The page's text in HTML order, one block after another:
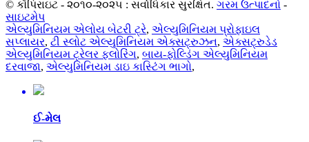
© કૉપિરાઇટ - ૨૦૧૦-૨૦૨૫ : સર્વાધિકાર સુરક્ષિત. ગરમ ઉત્પાદનો -
સાઇટમેપ
એલ્યુમિનિયમ એલોય બેટરી ટ્રે, એલ્યુમિનિયમ પ્રોફાઇલ
સપ્લાયર, ટી સ્લોટ એલ્યુમિનિયમ એક્સટ્રુઝન, એક્સટ્રુડેડ
એલ્યુમિનિયમ ટ્રેલર ફ્લોરિંગ, બાય-ફોલ્ડિંગ એલ્યુમિનિયમ
દરવાજા, એલ્યુમિનિયમ ડાઇ કાસ્ટિંગ ભાગો,
ઈ-મેલ